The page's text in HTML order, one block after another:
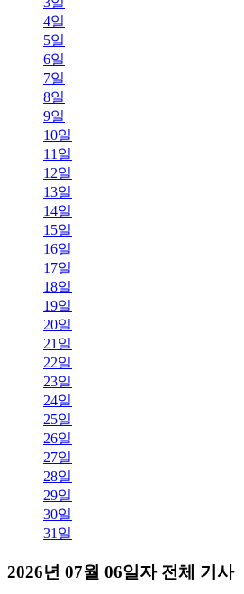
4일
5일
6일
7일
8일
9일
10일
11일
12일
13일
14일
15일
16일
17일
18일
19일
20일
21일
22일
23일
24일
25일
26일
27일
28일
29일
30일
31일
2026년 07월 06일자 전체 기사